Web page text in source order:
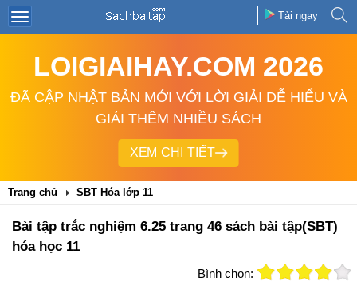
Tải ngay
LOIGIAIHAY.COM 2026
ĐÃ CẬP NHẬT BẢN MỚI VỚI LỜI GIẢI DỄ HIỂU VÀ
GIẢI THÊM NHIỀU SÁCH
XEM CHI TIẾT
Trang chủ SBT Hóa lớp 11
Bài tập trắc nghiệm 6.25 trang 46 sách bài tập(SBT)
hóa học 11
Bình chọn: